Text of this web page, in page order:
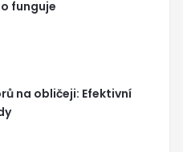
funguje
na obličeji: Efektivní